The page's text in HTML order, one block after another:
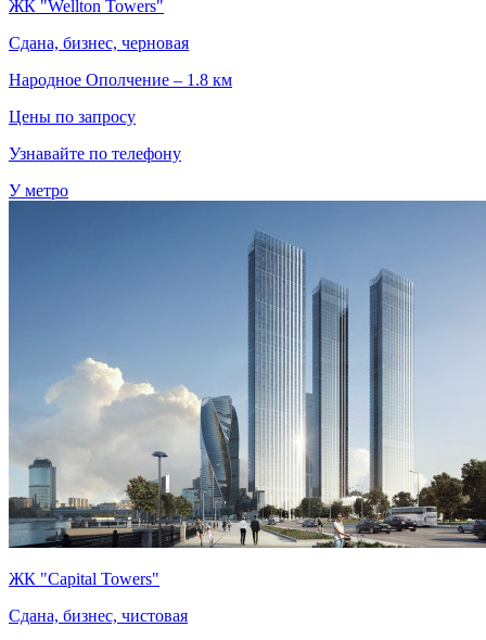
ЖК "Wellton Towers"
Сдана, бизнес, черновая
Народное Ополчение – 1.8 км
Цены по запросу
Узнавайте по телефону
У метро
ЖК "Capital Towers"
Сдана, бизнес, чистовая